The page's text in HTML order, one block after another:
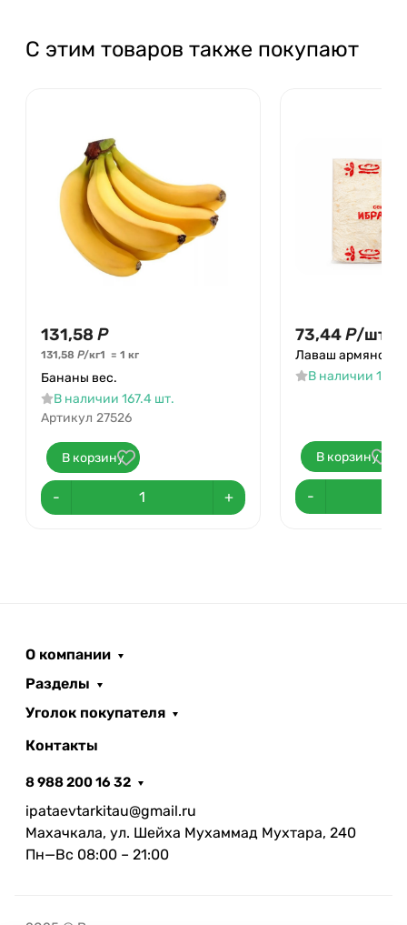
С этим товаров также покупают
131,58 Р
131,58 Р/кг1 = 1 кг
Бананы вес.
В наличии 167.4 шт.
Артикул 27526
В корзину
- +
73,44Р/шт.
Лаваш
В наличии 1 шт.
В корзину
-
О компании
Разделы
Уголок покупателя
Контакты
8 988 200 16 32
ipataevtarkitau@gmail.ru
Махачкала, ул. Шейха Мухаммад Мухтара, 240
Пн—Вс 08:00 – 21:00